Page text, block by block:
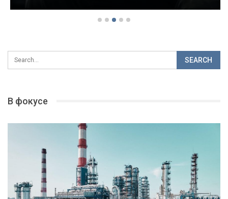
В фокусе